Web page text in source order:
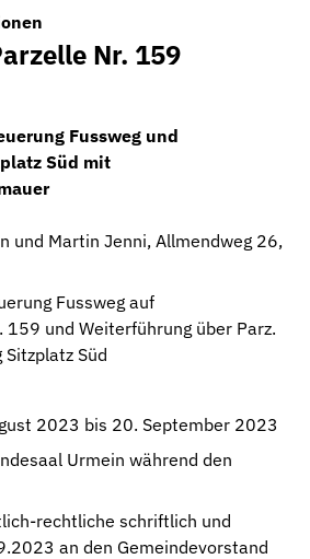
Aktuelles
Verwaltung
Gemeinde
Portrait
Geschichte
Links
Archiv
Nr. 159
Fussweg und
Süd mit
und Martin Jenni, Allmendweg 26,
Fussweg auf
159 und Weiterführung über Parz.
Süd
2023 bis 20. September 2023
Urmein während den
rechtliche schriftlich und
an den Gemeindevorstand